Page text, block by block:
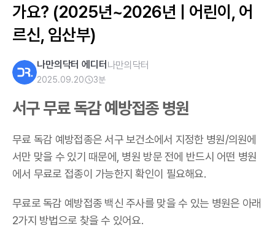
가요? (2025년~2026년 | 어린이, 어
르신, 임산부)
나만의닥터 에디터 나만의닥터
2025.09.20 3분
서구 무료 독감 예방접종 병원
무료 독감 예방접종은 서구 보건소에서 지정한 병원/의원에
서만 맞을 수 있기 때문에, 병원 방문 전에 반드시 어떤 병원
에서 무료로 접종이 가능한지 확인이 필요해요.
무료로 독감 예방접종 백신 주사를 맞을 수 있는 병원은 아래
2가지 방법으로 찾을 수 있어요.